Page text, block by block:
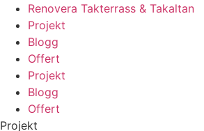
Renovera Takterrass & Takaltan
Projekt
Blogg
Offert
Projekt
Blogg
Offert
Projekt